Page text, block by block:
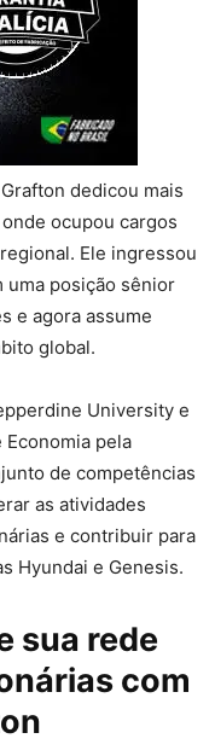
dedicou mais
ocupou cargos
Ele ingressou
uma posição sênior
e agora assume
global.
University e
Economia pela
de competências
as atividades
e contribuir para
Hyundai e Genesis.
sua rede
com